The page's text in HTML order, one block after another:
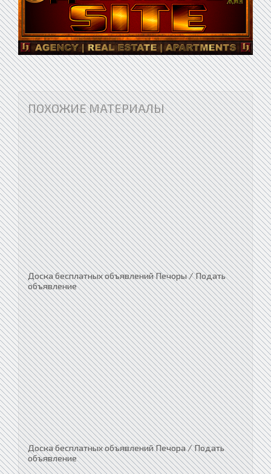
ПОХОЖИЕ МАТЕРИАЛЫ
Доска бесплатных объявлений Печоры / Подать
объявление
Доска бесплатных объявлений Печора / Подать
объявление